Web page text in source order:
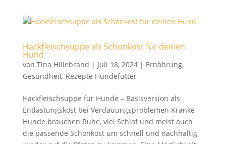
Hackfleischsuppe als Schonkost für deinen
Hund
von Tina Hillebrand | Juli 18, 2024| Ernährung,
Gesundheit, Rezepte Hundefutter
Hackfleischsuppe für Hunde – Basisversion als
Entlastungskost bei Verdauungsproblemen Kranke
Hunde brauchen Ruhe, viel Schlaf und meist auch
die passende Schonkost um schnell und nachhaltig